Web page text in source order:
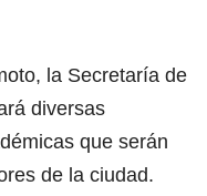
la Secretaría de
diversas
que serán
de la ciudad.